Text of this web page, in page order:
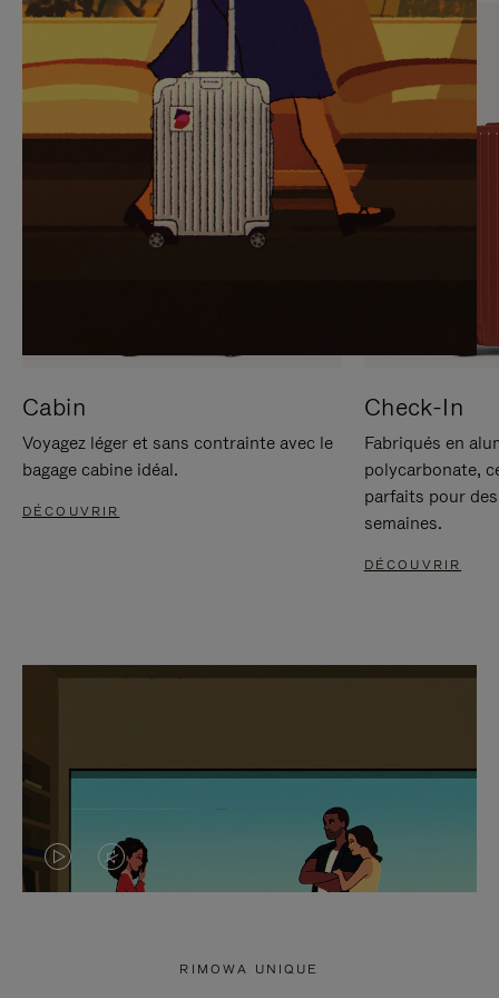
SUR
POUR
METTRE
PAUSE
VEUILLEZ
CLIQUER
POUR
RÉACTIVER
LE
SON
Cabin
Voyagez léger et sans contrainte avec le
bagage cabine idéal.
DÉCOUVRIR
Check-In
Fabriqués en
polycarbonate,
parfaits pour
semaines.
DÉCOUVRIR
LA LE
RIMOWA UNIQUE